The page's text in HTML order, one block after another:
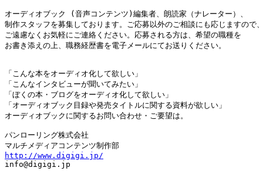
オーディオブック (音声コンテンツ)編集者、朗読家（ナレーター）、
制作スタッフを募集しております。ご応募以外のご相談にも応じますので
ご遠慮なくお気軽にご連絡ください。応募される方は、希望の職種を
お書き添えの上、職務経歴書を電子メールにてお送りください。
「こんな本をオーディオ化して欲しい」
「こんなインタビューが聞いてみたい」
「ぼくの本・ブログをオーディオ化して欲しい」
「オーディオブック目録や発売タイトルに関する資料が欲しい」
オーディオブックに関するお問い合わせ・ご要望は。
パンローリング株式会社
http://www.digigi.jp/
info@digigi.jp